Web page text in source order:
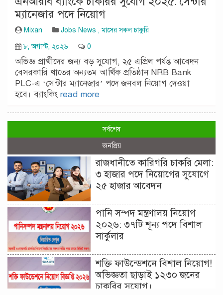
ম্যানেজার পদে নিয়োগ
Mixan Jobs News ,মাসের সকল চাকুরি
৮, অগাস্ট, ২০২৬
0
অভিজ্ঞ প্রার্থীদের জন্য বড় সুযোগ, ২৫ এপ্রিল পর্যন্ত আবেদন
বেসরকারি খাতের অন্যতম আর্থিক প্রতিষ্ঠান NRB Bank
PLC-এ ‘সেন্টার ম্যানেজার’ পদে জনবল নিয়োগ দেওয়া
হবে। ব্যাংকিংread more
সর্বশেষ
জনপ্রিয়
রাজধানীতে কারিগরি চাকরি মেলা:
৩ হাজার পদে নিয়োগের সুযোগে
২৫ হাজার আবেদন
পানি সম্পদ মন্ত্রণালয় নিয়োগ
২০২৬: ৩৭টি শূন্য পদে বিশাল
সার্কুলার
শক্তি ফাউন্ডেশনে বিশাল নিয়োগ!
অভিজ্ঞতা ছাড়াই ১২৩০ জনের
চাকরির সুযোগ।